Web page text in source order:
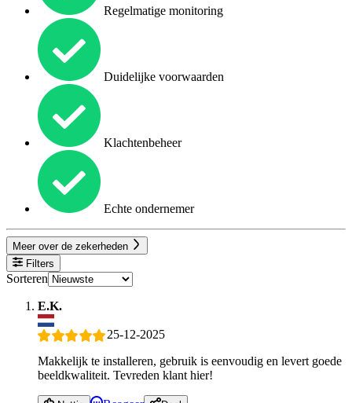
Regelmatige monitoring
Duidelijke voorwaarden
Klachtenbeheer
Echte ondernemer
Meer over de zekerheden
Filters
Sorteren
E.K.
25-12-2025
Makkelijk te installeren, gebruik is eenvoudig en levert goede
beeldkwaliteit. Tevreden klant hier!